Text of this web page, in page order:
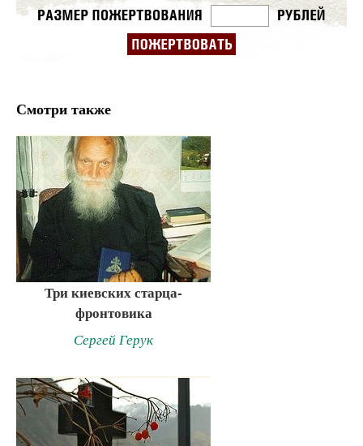
Смотри также
Три киевских старца-
фронтовика
Сергей Герук